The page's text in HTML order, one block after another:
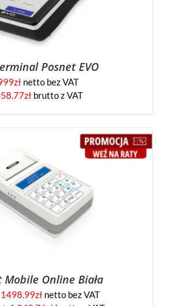
Posnet EVO
złnetto bez VAT
złbrutto z VAT
Mobile Online Biała
1498.99zł netto bez VAT